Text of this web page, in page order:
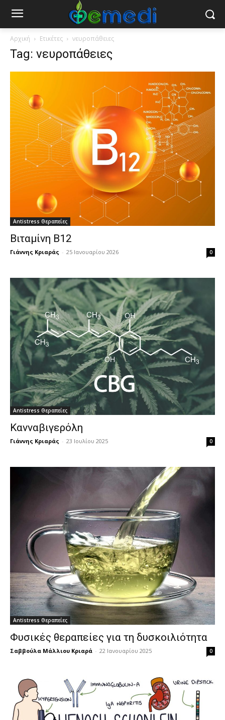
Αρχική Ετικέτες νευροπάθειες
Tag: νευροπάθειες
Antistress Θεραπείες
Βιταμίνη Β12
Γιάννης Κριαράς - 25 Ιανουαρίου 2026 0
Antistress Θεραπείες
Κανναβιγερόλη
Γιάννης Κριαράς - 23 Ιουλίου 2025 0
Antistress Θεραπείες
Φυσικές θεραπείες για τη δυσκοιλιότητα
Σαββούλα Μάλλιου Κριαρά - 22 Ιανουαρίου 2025 0